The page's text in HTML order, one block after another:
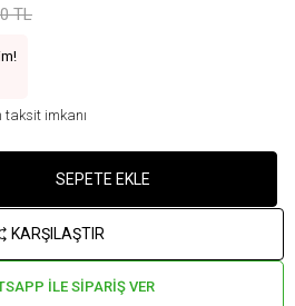
TL
taksit imkanı
SEPETE EKLE
KARŞILAŞTIR
İLE SİPARİŞ VER